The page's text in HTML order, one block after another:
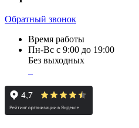
Обратный звонок
Время работы
Пн-Вс с 9:00 до 19:00
Без выходных